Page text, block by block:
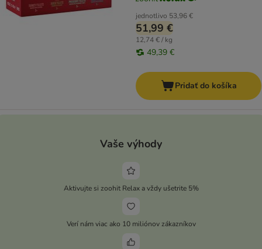
jednotlivo 53,96 €
51,99 €
12,74 € / kg
49,39 €
Pridať do košíka
Vaše výhody
Aktivujte si zoohit Relax a vždy ušetrite 5%
Verí nám viac ako 10 miliónov zákazníkov